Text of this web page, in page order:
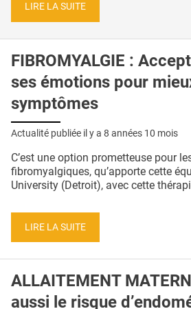
LIRE LA SUITE
FIBROMYALGIE :
ses émotions pour
symptômes
Actualité publiée il y a 8 années 10 mois
C’est une option prometteuse pour
fibromyalgiques, qu’apporte cette
University (Detroit), avec cette
LIRE LA SUITE
ALLAITEMENT
aussi le risque